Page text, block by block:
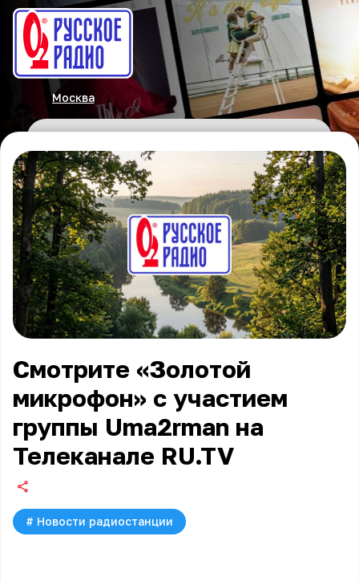
Москва
Смотрите «Золотой
микрофон» с участием
группы Uma2rman на
Телеканале RU.TV
# Новости радиостанции